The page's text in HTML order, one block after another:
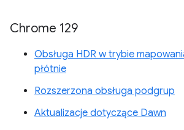
Chrome 129
Obsługa HDR w trybie
płótnie
Rozszerzona obsługa podgrup
Aktualizacje dotyczące Dawn